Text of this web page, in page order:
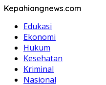
Kepahiangnews.com
Edukasi
Ekonomi
Hukum
Kesehatan
Kriminal
Nasional